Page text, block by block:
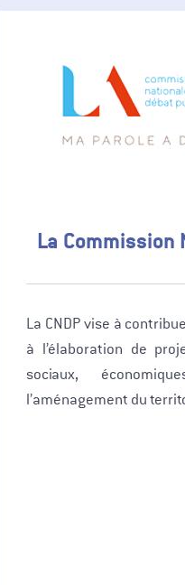
La Commission
La CNDP vise à
à l’élaboration de
sociaux,
l’aménagement du